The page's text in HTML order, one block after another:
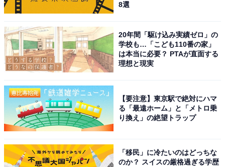
8選
20年間「駆け込み実績ゼロ」の
学校も…「こども110番の家」
は本当に必要？ PTAが直面する
理想と現実
【要注意】東京駅で絶対にハマ
る「最遠ホーム」と「メトロ乗
り換え」の絶望トラップ
「移民」に冷たいのはどっちな
のか？ スイスの厳格過ぎる学歴